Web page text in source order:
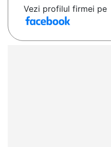
Vezi profilul firmei pe